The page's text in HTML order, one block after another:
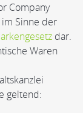
Company
Sinne der
dar.
Waren
geltend: